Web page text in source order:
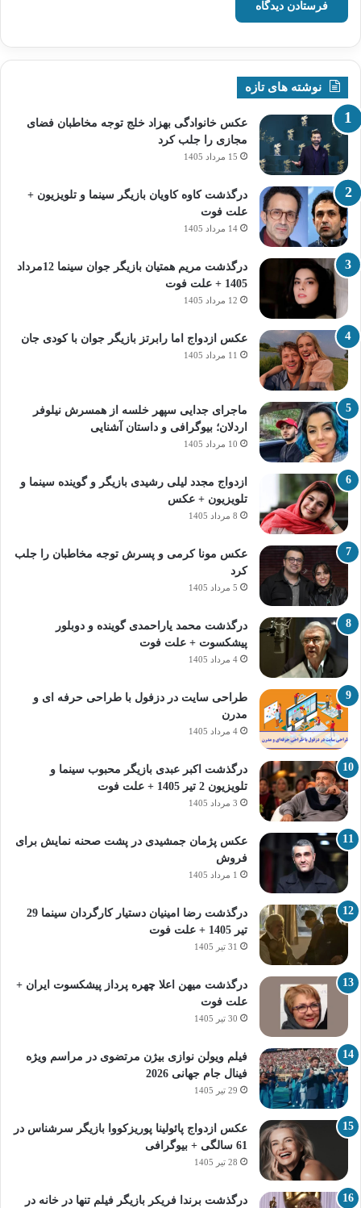
نوشته های تازه
عکس خانوادگی بهزاد خلج توجه مخاطبان فضای
مجازی را جلب کرد
15 مرداد 1405
درگذشت کاوه کاویان بازیگر سینما و تلویزیون +
علت فوت
14 مرداد 1405
درگذشت مریم همتیان بازیگر جوان سینما 12مرداد
1405 + علت فوت
12 مرداد 1405
عکس ازدواج اما رابرتز بازیگر جوان با کودی جان
11 مرداد 1405
ماجرای جدایی سپهر خلسه از همسرش نیلوفر
اردلان؛ بیوگرافی و داستان آشنایی
10 مرداد 1405
ازدواج مجدد لیلی رشیدی بازیگر و گوینده سینما و
تلویزیون + عکس
8 مرداد 1405
عکس مونا کرمی و پسرش توجه مخاطبان را جلب
کرد
5 مرداد 1405
درگذشت محمد یاراحمدی گوینده و دوبلور
پیشکسوت + علت فوت
4 مرداد 1405
طراحی سایت در دزفول با طراحی حرفه‌ ای و
مدرن
4 مرداد 1405
درگذشت اکبر عبدی بازیگر محبوب سینما و
تلویزیون 2 تیر 1405 + علت فوت
3 مرداد 1405
عکس پژمان جمشیدی در پشت صحنه نمایش برای
فروش
1 مرداد 1405
درگذشت رضا امینیان دستیار کارگردان سینما 29
تیر 1405 + علت فوت
31 تیر 1405
درگذشت میهن اعلا چهره پرداز پیشکسوت ایران +
علت فوت
30 تیر 1405
فیلم ویولن نوازی بیژن مرتضوی در مراسم ویژه
فینال جام جهانی 2026
29 تیر 1405
عکس ازدواج پائولینا پوریزکووا بازیگر سرشناس در
61 سالگی + بیوگرافی
28 تیر 1405
درگذشت برندا فریکر بازیگر فیلم تنها در خانه در